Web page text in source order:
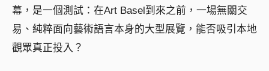
幕，是一個測試：在Art Basel到來之前，一場無關交
易、純粹面向藝術語言本身的大型展覽，能否吸引本地
觀眾真正投入？